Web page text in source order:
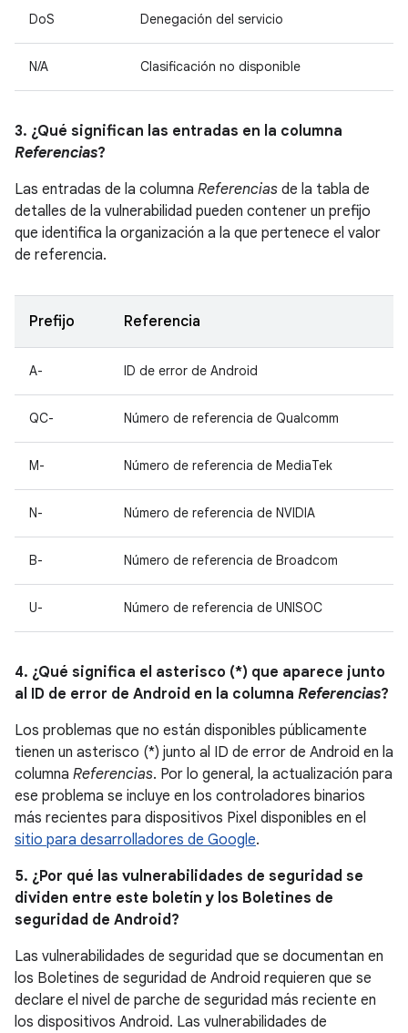
DoS Denegación del servicio
N/A Clasificación no disponible
3. ¿Qué significan las entradas en la columna
Referencias?
Las entradas de la columna Referencias de la tabla de
detalles de la vulnerabilidad pueden contener un prefijo
que identifica la organización a la que pertenece el valor
de referencia.
Prefijo Referencia
A- ID de error de Android
QC- Número de referencia de Qualcomm
M- Número de referencia de MediaTek
N- Número de referencia de NVIDIA
B- Número de referencia de Broadcom
U- Número de referencia de UNISOC
4. ¿Qué significa el asterisco (*) que aparece junto
al ID de error de Android en la columna Referencias?
Los problemas que no están disponibles públicamente
tienen un asterisco (*) junto al ID de error de Android en la
columna Referencias. Por lo general, la actualización para
ese problema se incluye en los controladores binarios
más recientes para dispositivos Pixel disponibles en el
sitio para desarrolladores de Google.
5. ¿Por qué las vulnerabilidades de seguridad se
dividen entre este boletín y los Boletines de
seguridad de Android?
Las vulnerabilidades de seguridad que se documentan en
los Boletines de seguridad de Android requieren que se
declare el nivel de parche de seguridad más reciente en
los dispositivos Android. Las vulnerabilidades de